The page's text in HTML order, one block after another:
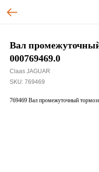
Вал
000769469.0
Claas JAGUAR
SKU: 769469
769469 Вал промежуточный